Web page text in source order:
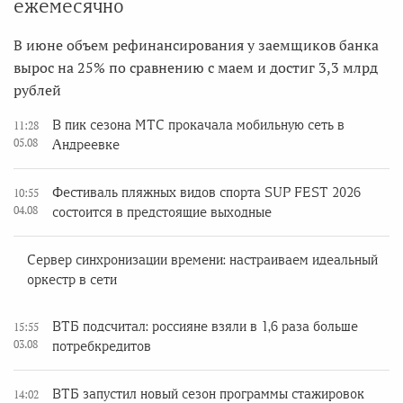
ежемесячно
В июне объем рефинансирования у заемщиков банка
вырос на 25% по сравнению с маем и достиг 3,3 млрд
рублей
11:28
05.08
В пик сезона МТС прокачала мобильную сеть в
Андреевке
10:55
04.08
Фестиваль пляжных видов спорта SUP FEST 2026
состоится в предстоящие выходные
Сервер синхронизации времени: настраиваем идеальный
оркестр в сети
15:55
03.08
ВТБ подсчитал: россияне взяли в 1,6 раза больше
потребкредитов
14:02 ВТБ запустил новый сезон программы стажировок